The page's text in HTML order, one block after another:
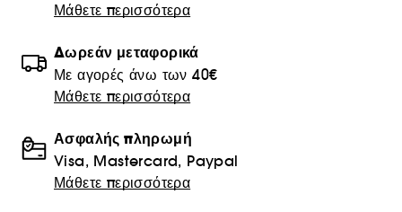
Μάθετε περισσότερα
Δωρεάν μεταφορικά
Με αγορές άνω των 40€
Μάθετε περισσότερα
Ασφαλής πληρωμή
Visa, Mastercard, Paypal
Μάθετε περισσότερα